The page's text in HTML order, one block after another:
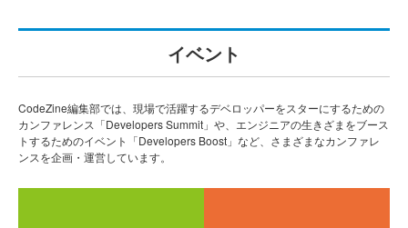
イベント
CodeZine編集部では、現場で活躍するデベロッパーをスターにするための
カンファレンス「Developers Summit」や、エンジニアの生きざまをブース
トするためのイベント「Developers Boost」など、さまざまなカンファレ
ンスを企画・運営しています。